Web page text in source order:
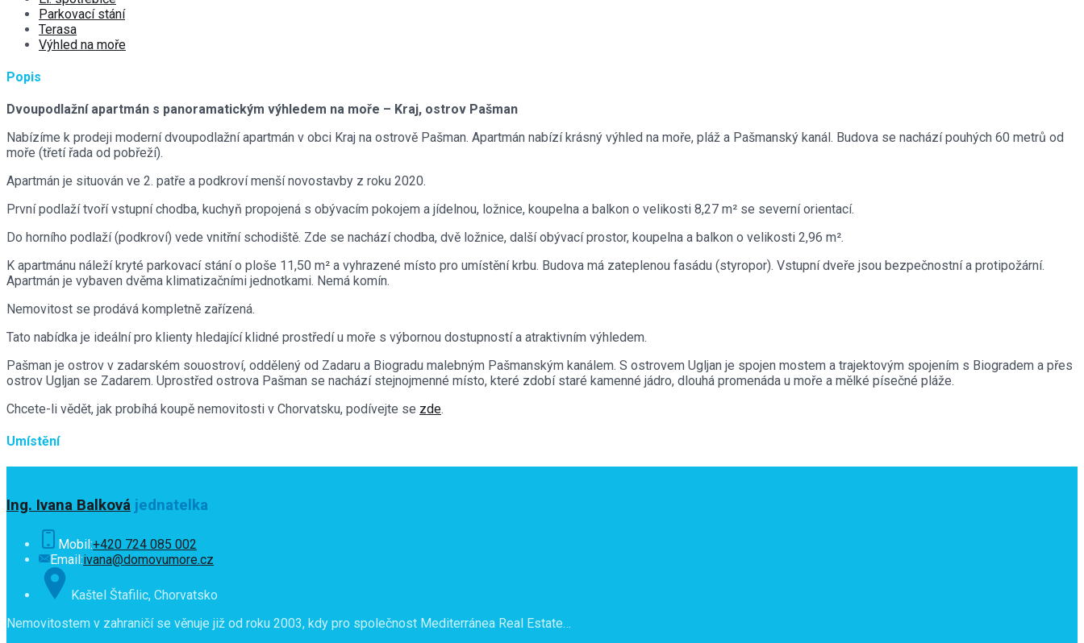
Parkovací stání
Terasa
Výhled na moře
Popis
Dvoupodlažní apartmán s panoramatickým výhledem na moře – Kraj, ostrov Pašman
Nabízíme k prodeji moderní dvoupodlažní apartmán v obci Kraj na ostrově Pašman. Apartmán nabízí krásný výhled na moře, pláž a Pašmanský kanál. Budova se nachází pouhých 60 metrů od
moře (třetí řada od pobřeží).
Apartmán je situován ve 2. patře a podkroví menší novostavby z roku 2020.
První podlaží tvoří vstupní chodba, kuchyň propojená s obývacím pokojem a jídelnou, ložnice, koupelna a balkon o velikosti 8,27 m² se severní orientací.
Do horního podlaží (podkroví) vede vnitřní schodiště. Zde se nachází chodba, dvě ložnice, další obývací prostor, koupelna a balkon o velikosti 2,96 m².
K apartmánu náleží kryté parkovací stání o ploše 11,50 m² a vyhrazené místo pro umístění krbu. Budova má zateplenou fasádu (styropor). Vstupní dveře jsou bezpečnostní a protipožární.
Apartmán je vybaven dvěma klimatizačními jednotkami. Nemá komín.
Nemovitost se prodává kompletně zařízená.
Tato nabídka je ideální pro klienty hledající klidné prostředí u moře s výbornou dostupností a atraktivním výhledem.
Pašman je ostrov v zadarském souostroví, oddělený od Zadaru a Biogradu malebným Pašmanským kanálem. S ostrovem Ugljan je spojen mostem a trajektovým spojením s Biogradem a přes
ostrov Ugljan se Zadarem. Uprostřed ostrova Pašman se nachází stejnojmenné místo, které zdobí staré kamenné jádro, dlouhá promenáda u moře a mělké písečné pláže.
Chcete-li vědět, jak probíhá koupě nemovitosti v Chorvatsku, podívejte se zde.
Umístění
Ing. Ivana Balková jednatelka
Mobil:+420 724 085 002
Email:ivana@domovumore.cz
Kaštel Štafilic, Chorvatsko
Nemovitostem v zahraničí se věnuje již od roku 2003, kdy pro společnost Mediterránea Real Estate…